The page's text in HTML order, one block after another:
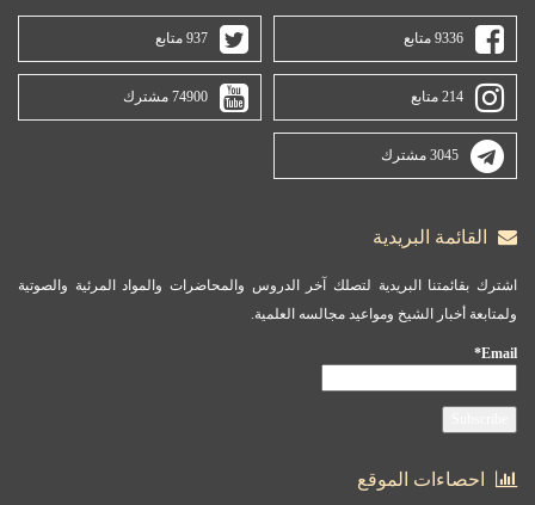
9336 متابع 937 متابع
214 متابع 74900 مشترك
3045 مشترك
القائمة البريدية
اشترك بقائمتنا البريدية لتصلك آخر الدروس والمحاضرات والمواد المرئية والصوتية
ولمتابعة أخبار الشيخ ومواعيد مجالسه العلمية.
Email*
احصاءات الموقع